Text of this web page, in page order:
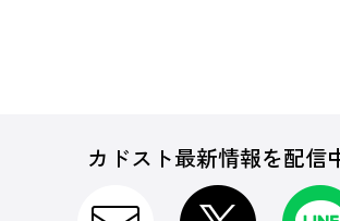
カドスト最新情報を配信